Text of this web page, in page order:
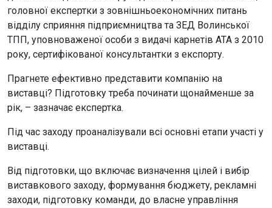
головної експертки з зовнішньоекономічних питань
відділу сприяння підприємництва та ЗЕД Волинської
ТПП, уповноваженої особи з видачі карнетів АТА з 2010
року, сертифікованої консультантки з експорту.
Прагнете ефективно представити компанію на
виставці? Підготовку треба починати щонайменше за
рік, – зазначає експертка.
Під час заходу проаналізували всі основні етапи участі у
виставці.
Від підготовки, що включає визначення цілей і вибір
виставкового заходу, формування бюджету, рекламні
заходи, підготовку команди, до власне управління